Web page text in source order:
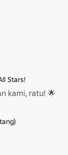
Stars!
kami, ratu! 🌟